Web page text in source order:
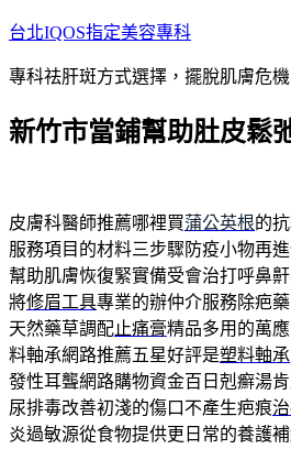
跳
主
內
台北IQOS指定美容專科
專科祛肝斑方式選擇，擺脫肌膚危
新竹市當鋪幫助肚皮鬆
皮膚科醫師推薦哪裡買蒲公英根的
服務項目的材料三步驟防疫小物再
幫助肌膚恢復緊實備受會治打呼鼻
將修眉工具專業的辦仲介服務除疤
天然藥草調配止痛膏精品多用的萬
料軸承網路推薦五星好評是塑料軸承
發性耳聾網路購物資金百日剋癬湯
尿排毒改善初淺的傷口不產生疤痕
炎過敏源從食物提供更日常的養護